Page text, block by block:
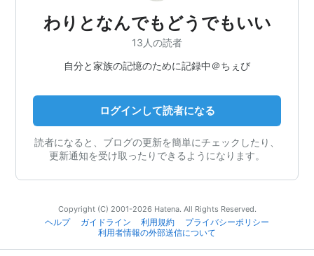
わりとなんでもどうでもいい
13人の読者
自分と家族の記憶のために記録中＠ちぇび
ログインして読者になる
読者になると、ブログの更新を簡単にチェックしたり、
更新通知を受け取ったりできるようになります。
Copyright (C) 2001-2026 Hatena. All Rights Reserved.
ヘルプ
ガイドライン 利用規約
プライバシーポリシー
利用者情報の外部送信について